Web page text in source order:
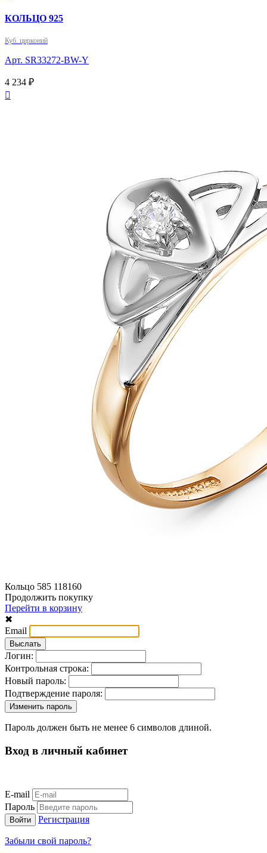
КОЛЬЦО 925
Куб. цирконий
Арт. SR33272-BW-Y
4 234 ₽

Кольцо 585 118160
Продолжить покупку
Перейти в корзину
✖
Email
Логин:
Контрольная строка:
Новый пароль:
Подтверждение пароля:
Пароль должен быть не менее 6 символов длиной.
Вход в личный кабинет
E-mail
Пароль
Регистрация
Забыли свой пароль?